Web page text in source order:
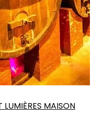
LUMIÈRES MAISON